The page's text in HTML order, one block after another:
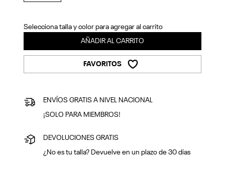
Selecciona talla y color para agregar al carrito
AÑADIR AL CARRITO
FAVORITOS
ENVÍOS GRATIS A NIVEL NACIONAL
¡SOLO PARA MIEMBROS!
DEVOLUCIONES GRATIS
¿No es tu talla? Devuelve en un plazo de 30 días